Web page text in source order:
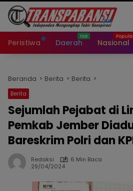
Peristiwa Daerah Nasional
Beranda Berita Berita
Berita
Sejumlah Pejabat di
Pemkab Jember
Bareskrim Polri dan
Redaksi
6 Min Baca
29/04/2024